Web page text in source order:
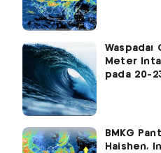
Waspada!
Meter
pada 20-
BMKG
Haishen,